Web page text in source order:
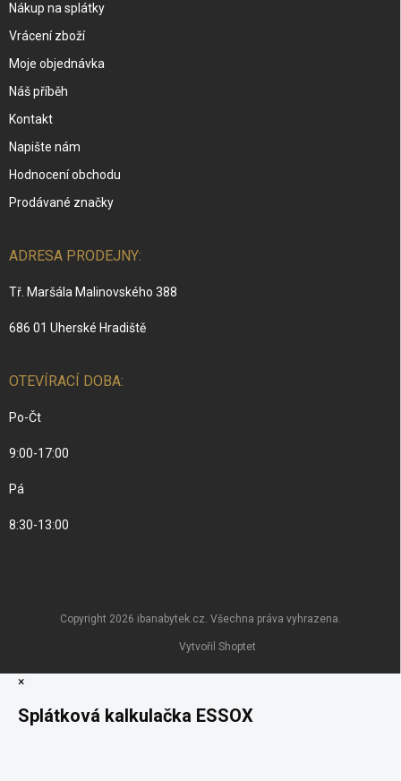
Nákup na splátky
Vrácení zboží
Moje objednávka
Náš příběh
Kontakt
Napište nám
Hodnocení obchodu
Prodávané značky
ADRESA PRODEJNY:
Tř. Maršála Malinovského 388
686 01 Uherské Hradiště
OTEVÍRACÍ DOBA:
Po-Čt
9:00-17:00
Pá
8:30-13:00
Vytvořil Shoptet
Copyright 2026 ibanabytek.cz. Všechna práva vyhrazena.
×
Splátková kalkulačka ESSOX